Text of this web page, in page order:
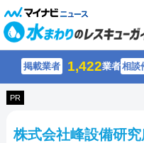
掲載業者 1,422業者相談
PR
株式会社峰設備研